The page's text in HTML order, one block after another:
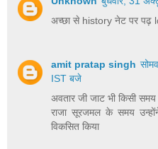
अच्छा से history नेट पर पढ़ lo
amit pratap singh
IST बजे
अवतार जी जाट भी किसी
राजा सूरजमल के समय
विकसित किया